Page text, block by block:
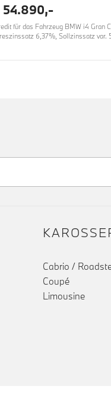
54.890,-
für das Fahrzeug BMW i4
6,37%, Sollzinssatz
Cabrio /
Coupé
Limousine